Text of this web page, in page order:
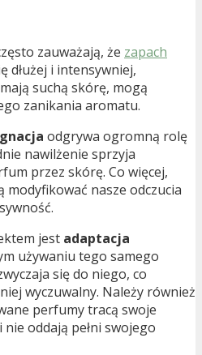
zauważają, że zapach
dłużej i intensywniej,
suchą skórę, mogą
zanikania aromatu.
odgrywa ogromną rolę
nawilżenie sprzyja
przez skórę. Co więcej,
nasze odczucia
jest adaptacja
używaniu tego samego
się do niego, co
wyczuwalny. Należy również
perfumy tracą swoje
nie oddają pełni swojego